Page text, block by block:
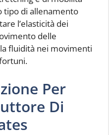
tipo di allenamento
l’elasticità dei
delle
fluidità nei movimenti
Per
Di